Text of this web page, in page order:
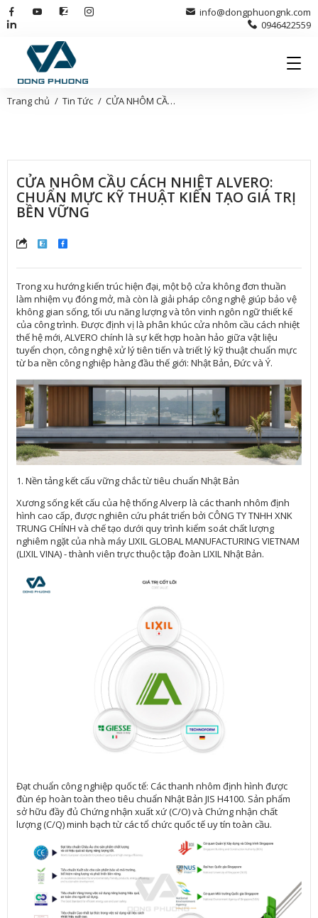
info@dongphuongnk.com
0946422559
Trang chủ Tin Tức CỬA NHÔM CẦU CÁCH NHIỆT ALVERO: CHUẨN MỰC KỸ THUẬT KIẾN TẠO GIÁ TRỊ BỀN VỮNG
CỬA NHÔM CẦU CÁCH NHIỆT ALVERO:
CHUẨN MỰC KỸ THUẬT KIẾN TẠO GIÁ TRỊ
BỀN VỮNG
Trong xu hướng kiến trúc hiện đại, một bộ cửa không đơn thuần
làm nhiệm vụ đóng mở, mà còn là giải pháp công nghệ giúp bảo vệ
không gian sống, tối ưu năng lượng và tôn vinh ngôn ngữ thiết kế
của công trình. Được định vị là phân khúc cửa nhôm cầu cách nhiệt
thế hệ mới, ALVERO chính là sự kết hợp hoàn hảo giữa vật liệu
tuyển chọn, công nghệ xử lý tiên tiến và triết lý kỹ thuật chuẩn mực
từ ba nền công nghiệp hàng đầu thế giới: Nhật Bản, Đức và Ý.
1. Nền tảng kết cấu vững chắc từ tiêu chuẩn Nhật Bản
Xương sống kết cấu của hệ thống Alverp là các thanh nhôm định
hình cao cấp, được nghiên cứu phát triển bởi CÔNG TY TNHH XNK
TRUNG CHÍNH và chế tạo dưới quy trình kiểm soát chất lượng
nghiêm ngặt của nhà máy LIXIL GLOBAL MANUFACTURING VIETNAM
(LIXIL VINA) - thành viên trực thuộc tập đoàn LIXIL Nhật Bản.
Đạt chuẩn công nghiệp quốc tế: Các thanh nhôm định hình được
đùn ép hoàn toàn theo tiêu chuẩn Nhật Bản JIS H4100. Sản phẩm
sở hữu đầy đủ Chứng nhận xuất xứ (C/O) và Chứng nhận chất
lượng (C/Q) minh bạch từ các tổ chức quốc tế uy tín toàn cầu.